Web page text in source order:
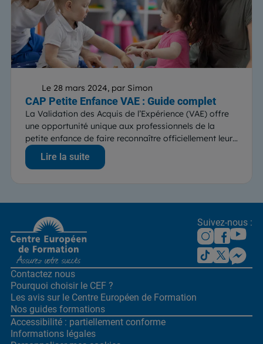
Le 28 mars 2024, par Simon
CAP Petite Enfance VAE : Guide complet
La Validation des Acquis de l’Expérience (VAE) offre
une opportunité unique aux professionnels de la
petite enfance de faire reconnaître officiellement leurs
compétences. Le...
Lire la suite
Suivez-nous :
Contactez nous
Pourquoi choisir le CEF ?
Les avis sur le Centre Européen de Formation
Nos guides formations
Accessibilité : partiellement conforme
Informations légales